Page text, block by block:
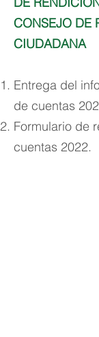
CONSEJO DE
CIUDADANA
Entrega del
de cuentas
Formulario de
cuentas 2022.